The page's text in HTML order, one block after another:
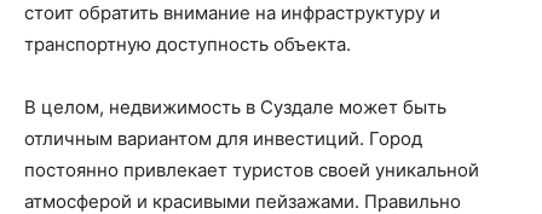
стоит обратить внимание на инфраструктуру и
транспортную доступность объекта.
В целом, недвижимость в Суздале может быть
отличным вариантом для инвестиций. Город
постоянно привлекает туристов своей уникальной
атмосферой и красивыми пейзажами. Правильно